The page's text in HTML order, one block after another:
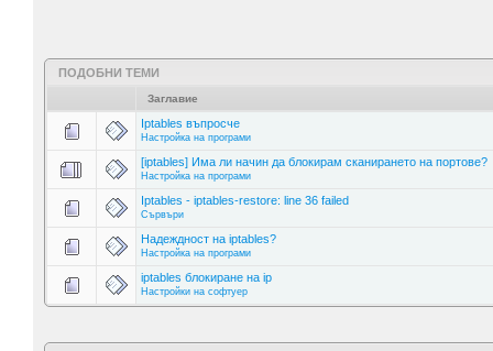
ПОДОБНИ ТЕМИ
Заглавие
Iptables въпросче
Настройка на програми
[iptables] Има ли начин да блокирам сканирането на портове?
Настройка на програми
Iptables - iptables-restore: line 36 failed
Сървъри
Надеждност на iptables?
Настройка на програми
iptables блокиране на ip
Настройки на софтуер